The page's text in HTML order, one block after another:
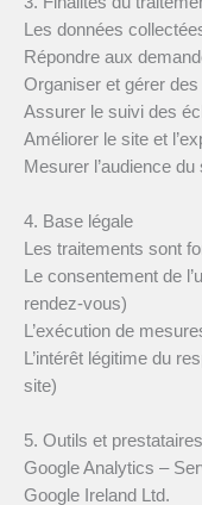
Les données
Répondre aux
Organiser et gérer
Assurer le suivi des
Améliorer le site et
Mesurer l’audience du
4. Base légale
Les traitements sont
Le consentement de
rendez-vous)
L’exécution de
L’intérêt légitime du
site)
5. Outils et prestataires
Google Analytics –
Google Ireland Ltd.